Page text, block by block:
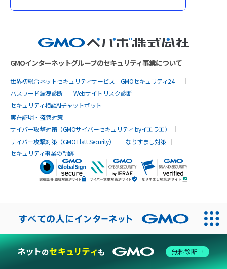
GMOインターネットグループのセキュリティ事業について
世界初総合ネットセキュリティサービス「GMOセキュリティ24」
パスワード漏洩診断
Webサイトリスク診断
セキュリティ相談AIチャットボット
実在証明・盗聴対策
サイバー攻撃対策（GMOサイバーセキュリティ byイエラエ）
サイバー攻撃対策（GMO Flatt Security）
なりすまし対策
セキュリティ事業の軌跡
無料診断